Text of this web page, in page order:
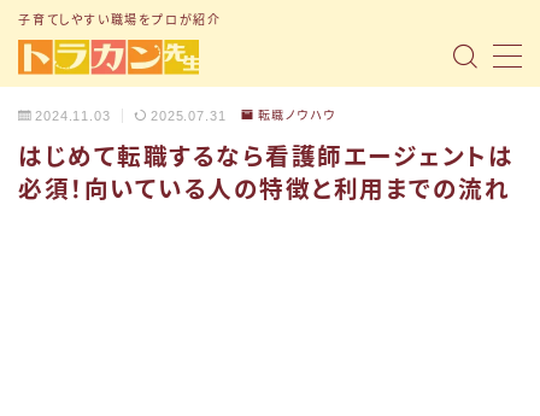
子育てしやすい職場をプロが紹介
MENU
トップページ
「子育て支援制度」の記事まとめ
2024.11.03 2025.07.31 転職ノウハウ
はじめて転職するなら看護師エージェントは
必須！向いている人の特徴と利用までの流れ